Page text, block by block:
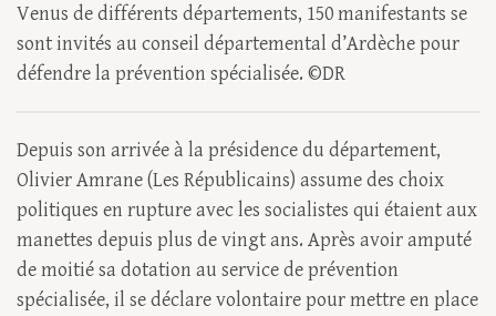
Venus de différents départements, 150 manifestants se
sont invités au conseil départemental d’Ardèche pour
défendre la prévention spécialisée. ©DR
Depuis son arrivée à la présidence du département,
Olivier Amrane (Les Républicains) assume des choix
politiques en rupture avec les socialistes qui étaient aux
manettes depuis plus de vingt ans. Après avoir amputé
de moitié sa dotation au service de prévention
spécialisée, il se déclare volontaire pour mettre en place